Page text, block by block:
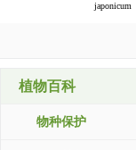
japonicum
植物百科
物种保护